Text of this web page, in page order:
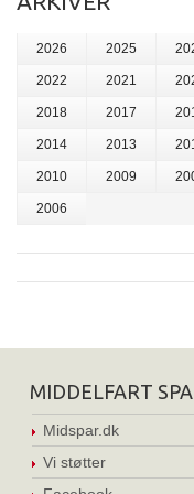
2026 2025
2022 2021
2018 2017
2014 2013
2010 2009
2006
MIDDELFART
Midspar.dk
Vi støtter